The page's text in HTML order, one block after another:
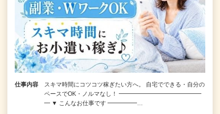
仕事内容
スキマ時間にコツコツ稼ぎたい方へ。 自宅でできる・自分の
ペースでOK・ノルマなし！ ━━━━━━━━━━━━━━
━ ▼ こんなお仕事です ━━━━━…